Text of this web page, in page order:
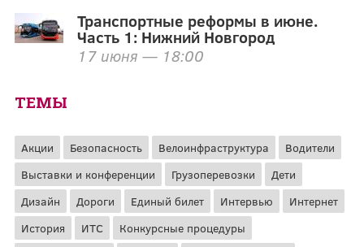
Транспортные реформы в июне.
Часть 1: Нижний Новгород
17 июня — 18:00
ТЕМЫ
Акции Безопасность Велоинфраструктура
Водители
Выставки и конференции
Грузоперевозки
Дети
Дизайн
Дороги Единый билет Интервью
Интернет
История
ИТС Конкурсные процедуры